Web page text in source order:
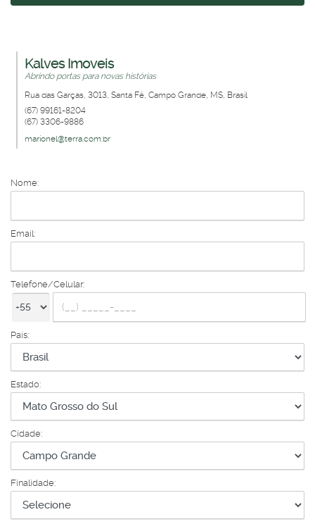
Kalves Imoveis
Abrindo portas para novas histórias
Rua das Garças, 3013, Santa Fé, Campo Grande, MS, Brasil
(67) 99161-8204
(67) 3306-9886
marionel@terra.com.br
Nome:
Email:
Telefone/Celular:
País:
Estado:
Cidade:
Finalidade: